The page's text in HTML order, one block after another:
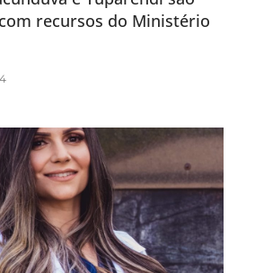
recursos do Ministério